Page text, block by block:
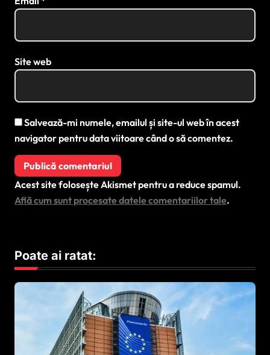
Site web
Salvează-mi numele, emailul și site-ul web în acest
navigator pentru data viitoare când o să comentez.
Acest site folosește Akismet pentru a reduce spamul.
Află cum sunt procesate datele comentariilor tale.
Poate ai ratat: